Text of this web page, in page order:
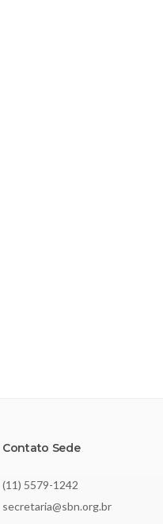
Contato Sede
(11) 5579-1242
secretaria@sbn.org.br